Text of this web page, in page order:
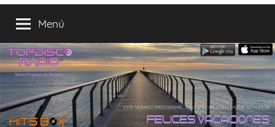
Menú